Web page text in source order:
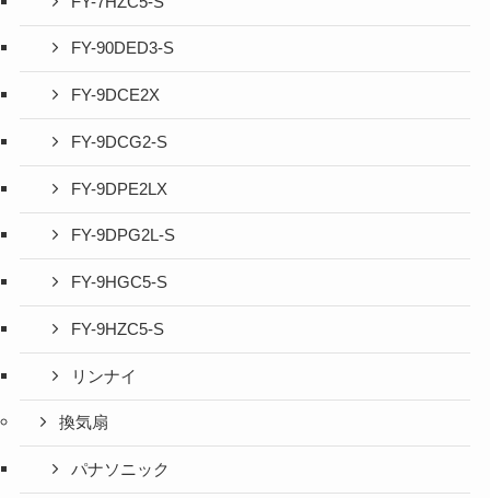
FY-90DED3-S
FY-9DCE2X
FY-9DCG2-S
FY-9DPE2LX
FY-9DPG2L-S
FY-9HGC5-S
FY-9HZC5-S
リンナイ
換気扇
パナソニック